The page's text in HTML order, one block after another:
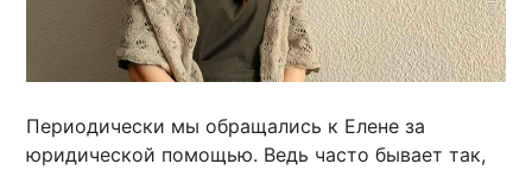
Периодически мы обращались к Елене за
юридической помощью. Ведь часто бывает так,